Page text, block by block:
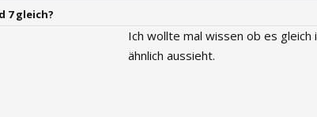
7 gleich?
Ich wollte mal wissen ob es
ähnlich aussieht.